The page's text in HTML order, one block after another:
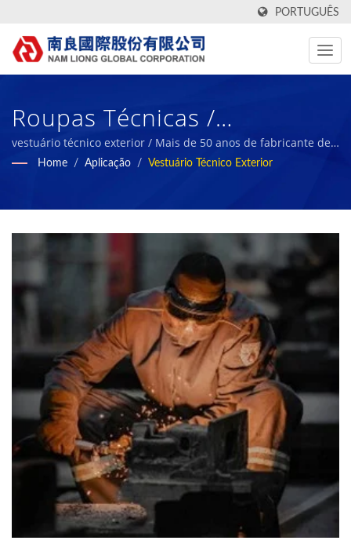
PORTUGUÊS
Roupas Técnicas /
Fabricante De Tecido Têxtil
ESG | Nam Liong
vestuário técnico exterior / Mais de 50 anos de fabricante de
tecido técnico de alto desempenho e esponja de borracha
Home / Aplicação / Vestuário Técnico Exterior